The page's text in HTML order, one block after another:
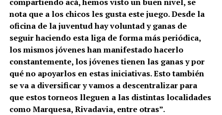
nota que a los chicos les gusta este juego. Desde la
oficina de la juventud hay voluntad y ganas de
seguir haciendo esta liga de forma más periódica,
los mismos jóvenes han manifestado hacerlo
constantemente, los jóvenes tienen las ganas y por
qué no apoyarlos en estas iniciativas. Esto también
se va a diversificar y vamos a descentralizar para
que estos torneos lleguen a las distintas localidades
como Marquesa, Rivadavia, entre otras”.